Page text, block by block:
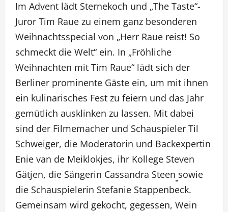
Im Advent lädt Sternekoch und „The Taste“-
Juror Tim Raue zu einem ganz besonderen
Weihnachtsspecial von „Herr Raue reist! So
schmeckt die Welt“ ein. In „Fröhliche
Weihnachten mit Tim Raue“ lädt sich der
Berliner prominente Gäste ein, um mit ihnen
ein kulinarisches Fest zu feiern und das Jahr
gemütlich ausklinken zu lassen. Mit dabei
sind der Filmemacher und Schauspieler Til
Schweiger, die Moderatorin und Backexpertin
Enie van de Meiklokjes, ihr Kollege Steven
Gätjen, die Sängerin Cassandra Steen sowie
die Schauspielerin Stefanie Stappenbeck.
Gemeinsam wird gekocht, gegessen, Wein